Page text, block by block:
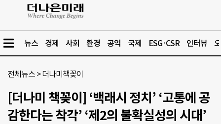
뉴스 경제 사회 환경 공익 국제 ESG·CSR 인터뷰
전체뉴스 >더나미책꽂이
[더나미 책꽂이] ‘백래시 정치’ ‘고통에 공
감한다는 착각’ ‘제2의 불확실성의 시대’